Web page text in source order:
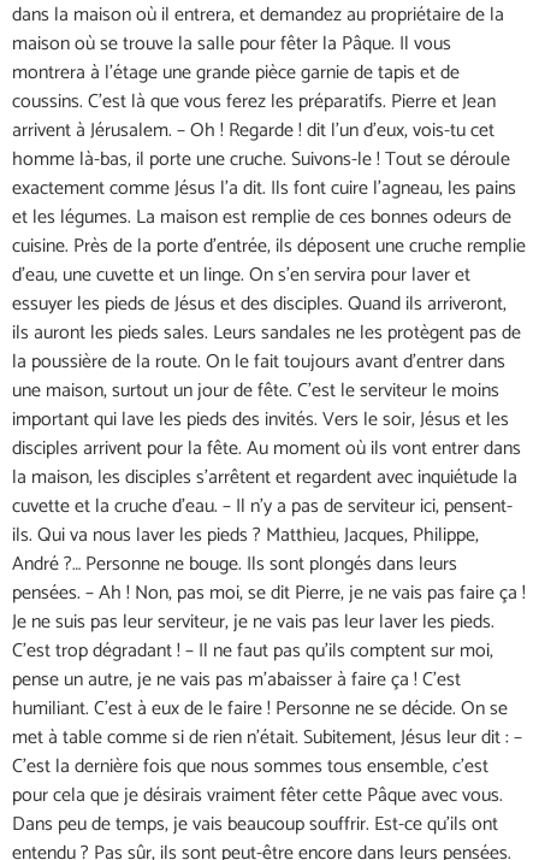
dans la maison où il entrera, et demandez au propriétaire de la
maison où se trouve la salle pour fêter la Pâque. Il vous
montrera à l’étage une grande pièce garnie de tapis et de
coussins. C’est là que vous ferez les préparatifs. Pierre et Jean
arrivent à Jérusalem. – Oh ! Regarde ! dit l’un d’eux, vois-tu cet
homme là-bas, il porte une cruche. Suivons-le ! Tout se déroule
exactement comme Jésus l’a dit. Ils font cuire l’agneau, les pains
et les légumes. La maison est remplie de ces bonnes odeurs de
cuisine. Près de la porte d’entrée, ils déposent une cruche remplie
d’eau, une cuvette et un linge. On s’en servira pour laver et
essuyer les pieds de Jésus et des disciples. Quand ils arriveront,
ils auront les pieds sales. Leurs sandales ne les protègent pas de
la poussière de la route. On le fait toujours avant d’entrer dans
une maison, surtout un jour de fête. C’est le serviteur le moins
important qui lave les pieds des invités. Vers le soir, Jésus et les
disciples arrivent pour la fête. Au moment où ils vont entrer dans
la maison, les disciples s’arrêtent et regardent avec inquiétude la
cuvette et la cruche d’eau. – Il n’y a pas de serviteur ici, pensent-
ils. Qui va nous laver les pieds ? Matthieu, Jacques, Philippe,
André ?… Personne ne bouge. Ils sont plongés dans leurs
pensées. – Ah ! Non, pas moi, se dit Pierre, je ne vais pas faire ça !
Je ne suis pas leur serviteur, je ne vais pas leur laver les pieds.
C’est trop dégradant ! – Il ne faut pas qu’ils comptent sur moi,
pense un autre, je ne vais pas m’abaisser à faire ça ! C’est
humiliant. C’est à eux de le faire ! Personne ne se décide. On se
met à table comme si de rien n’était. Subitement, Jésus leur dit : –
C’est la dernière fois que nous sommes tous ensemble, c’est
pour cela que je désirais vraiment fêter cette Pâque avec vous.
Dans peu de temps, je vais beaucoup souffrir. Est-ce qu’ils ont